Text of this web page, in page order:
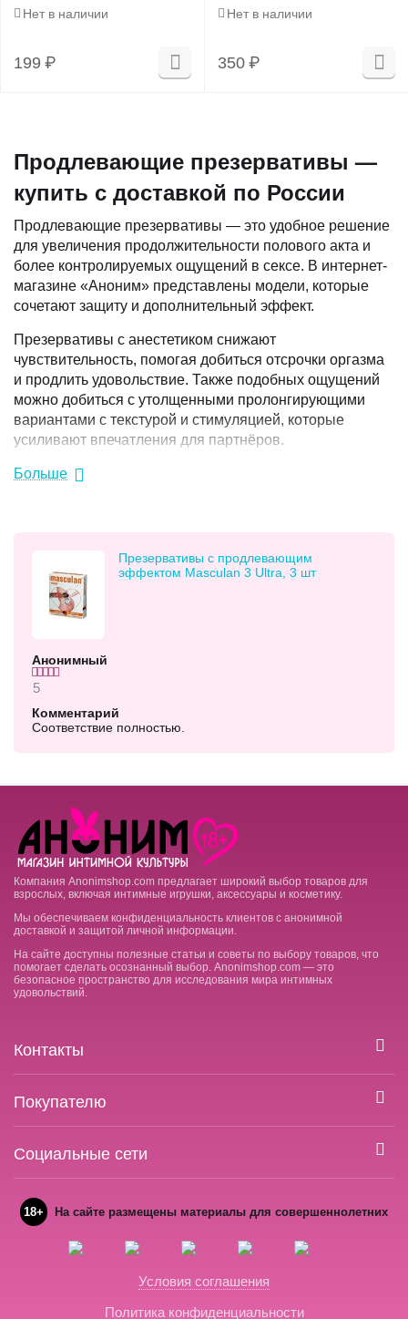
Продлевающие презервативы —
купить с доставкой по России
Продлевающие презервативы — это удобное решение
для увеличения продолжительности полового акта и
более контролируемых ощущений в сексе. В интернет-
магазине «Аноним» представлены модели, которые
сочетают защиту и дополнительный эффект.
Презервативы с анестетиком снижают
чувствительность, помогая добиться отсрочки оргазма
и продлить удовольствие. Также подобных ощущений
можно добиться с утолщенными пролонгирующими
вариантами с текстурой и стимуляцией, которые
усиливают впечатления для партнёров.
В секс-шопе «Аноним» легко купить для себя
подарка близкому.
Больше
Нет в наличии
199 ₽
Нет в наличии
350 ₽
Презервативы с продлевающим
эффектом Masculan 3 Ultra, 3 шт
Анонимный
5
Комментарий
Соответствие полностью.
Компания Anonimshop.com предлагает широкий выбор товаров для
взрослых, включая интимные игрушки, аксессуары и косметику.
Мы обеспечиваем конфиденциальность клиентов с анонимной
доставкой и защитой личной информации.
На сайте доступны полезные статьи и советы по выбору товаров, что
помогает сделать осознанный выбор. Anonimshop.com — это
безопасное пространство для исследования мира интимных
удовольствий.
Контакты
Покупателю
Социальные сети
18+ На сайте размещены материалы для совершеннолетних
Условия соглашения
Политика конфиденциальности